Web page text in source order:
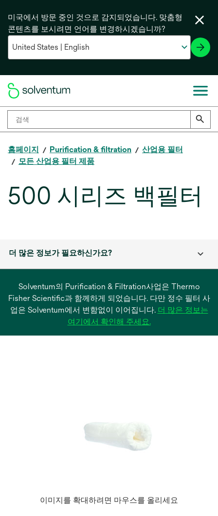
미국에서 방문 중인 것으로 감지되었습니다. 맞춤형
콘텐츠를 보시려면 언어를 변경하시겠습니까?
홈페이지 Purification & filtration
산업용 필터
모든 산업용 필터 제품
500 시리즈 백필터
더 많은 정보가 필요하신가요?
Solventum의 Purification & Filtration사업은 Thermo
Fisher Scientific과 함께하게 되었습니다. 다만 정수 필터 사
업은 Solventum에서 변함없이 이어집니다. 더 많은 정보는
여기에서 확인해 주세요.새
이미지를 확대하려면 마우스를 올리세요